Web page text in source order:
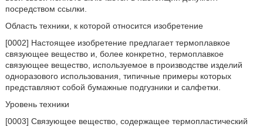
посредством ссылки.
Область техники, к которой относится изобретение
[0002] Настоящее изобретение предлагает термоплавкое
связующее вещество и, более конкретно, термоплавкое
связующее вещество, используемое в производстве изделий
одноразового использования, типичные примеры которых
представляют собой бумажные подгузники и салфетки.
Уровень техники
[0003] Связующее вещество, содержащее термопластический